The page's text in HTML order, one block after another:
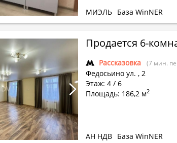
МИЭЛЬ База WinNER
Продается 6-
Рассказовка (7 мин.
Федосьино ул. , 2
Этаж: 4 / 6
Площадь: 186,2 м2
АН НДВ База WinNER